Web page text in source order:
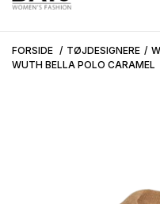
FORSIDE TØJDESIGNERE
WUTH BELLA POLO CARAMEL